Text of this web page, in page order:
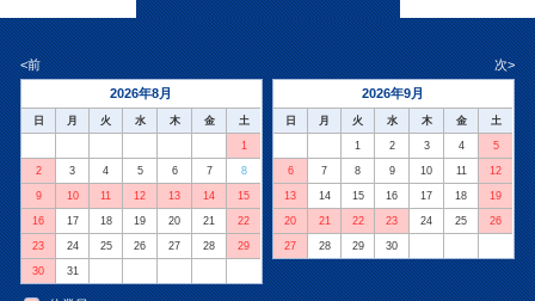
<前
次>
2026年8月
日 月 火 水 木 金 土
1
2 3 4 5 6 7 8
9 10 11 12 13 14 15
16 17 18 19 20 21 22
23 24 25 26 27 28 29
30 31
2026年9月
日 月 火 水 木 金 土
1 2 3 4 5
6 7 8 9 10 11 12
13 14 15 16 17 18 19
20 21 22 23 24 25 26
27 28 29 30